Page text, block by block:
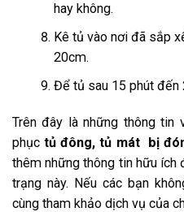
hay không.
Kê tủ vào nơi đã sắp
20cm.
Để tủ sau 15 phút đến
Trên đây là những thông tin
phụctủ đông, tủ mát bị
thêm những thông tin hữu
trạng này. Nếu các bạn
cùng tham khảo dịch vụ của